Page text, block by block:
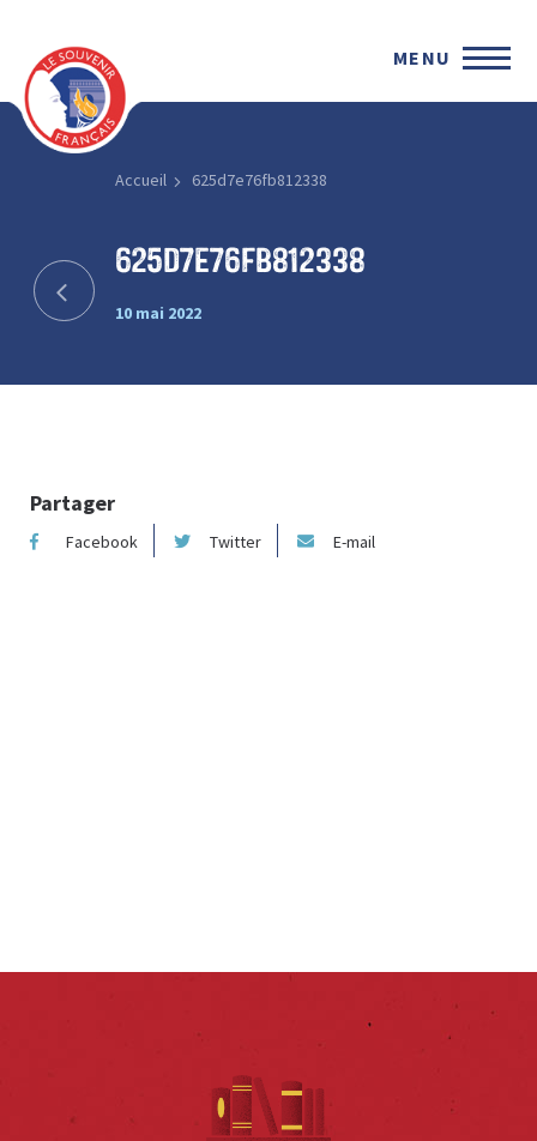
MENU
Accueil 625d7e76fb812338
625d7e76fb812338
10 mai 2022
Partager
Facebook Twitter E-mail